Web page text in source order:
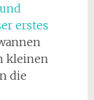
erstes
kleinen
die